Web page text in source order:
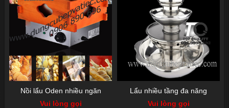
Nồi lẩu Oden nhiều ngăn
Vui lòng gọi
Lẩu nhiều tầng đa năng
Vui lòng gọi